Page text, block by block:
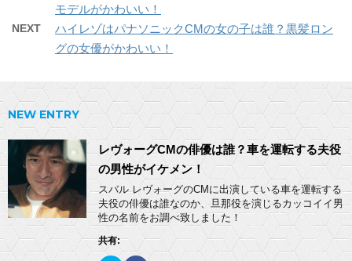
モデルがかわいい！
NEXT
ハイレゾはパナソニックCMの女の子は誰？黒髪ロン
グの女優がかわいい！
NEW ENTRY
レヴォーグCMの俳優は誰？車を運転する夫役
の男性がイケメン！
スバル レヴォーグのCMに出演している車を運転する
夫役の俳優は誰なのか、旦那役を演じるカッコイイ男
性の名前をお調べ致しました！
共有: